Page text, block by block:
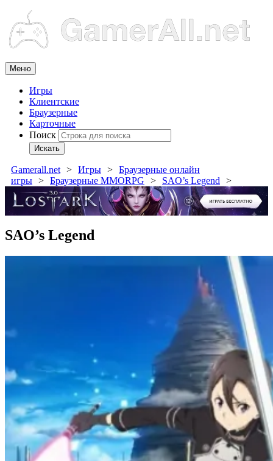
Меню
Игры
Клиентские
Браузерные
Карточные
Поиск
Искать
Gamerall.net Игры
Браузерные онлайн
игры
Браузерные MMORPG SAO’s Legend
SAO’s Legend